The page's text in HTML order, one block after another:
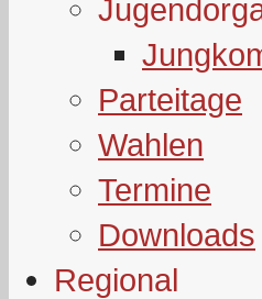
Parteitage
Wahlen
Termine
Downloads
Regional